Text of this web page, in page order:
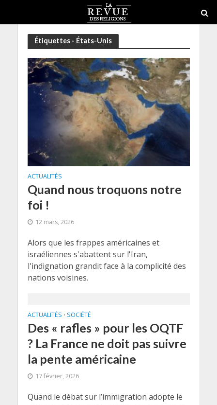
Étiquettes - États-Unis
ACTUALITÉS
Quand nous troquons notre
foi !
12 mars, 2026
Alors que les frappes américaines et
israéliennes s'abattent sur l'Iran,
l'indignation grandit face à la complicité des
nations voisines.
ACTUALITÉS • SOCIÉTÉ
Des « rafles » pour les OQTF
? La France ne doit pas suivre
la pente américaine
17 février, 2026
Quand le débat sur l’immigration adopte le